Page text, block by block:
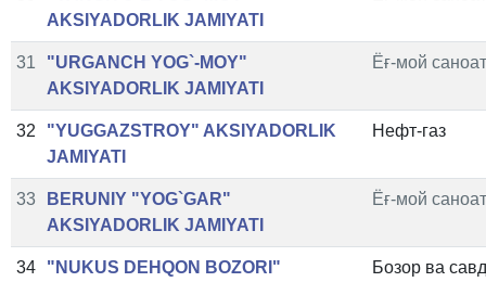
AKSIYADORLIK JAMIYATI
31
"URGANCH YOG`-MOY"
AKSIYADORLIK JAMIYATI
Ёғ-мой
32
"YUGGAZSTROY" AKSIYADORLIK
JAMIYATI
Нефт-газ
33
BERUNIY "YOG`GAR"
AKSIYADORLIK JAMIYATI
Ёғ-мой
34
"NUKUS DEHQON BOZORI"
Бозор ва